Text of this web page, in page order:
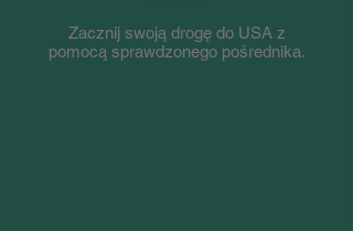
Zacznij swoją drogę do USA z
pomocą sprawdzonego pośrednika.